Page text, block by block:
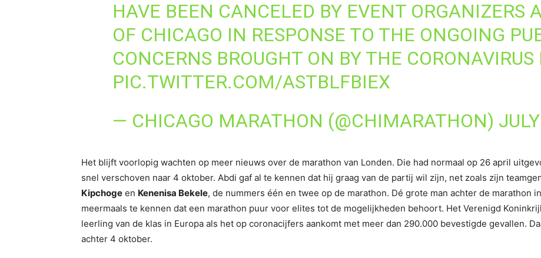
HAVE BEEN CANCELED BY EVENT ORGANIZERS
OF CHICAGO IN RESPONSE TO THE ONGOING
CONCERNS BROUGHT ON BY THE
PIC.TWITTER.COM/ASTBLFBIEX
— CHICAGO MARATHON (@CHIMARATHON)
Het blijft voorlopig wachten op meer nieuws over de marathon van Londen. Die had normaal op 26 april
snel verschoven naar 4 oktober. Abdi gaf al te kennen dat hij graag van de partij wil zijn, net zoals zijn
Kipchoge en Kenenisa Bekele, de nummers één en twee op de marathon. Dé grote man achter de marathon
meermaals te kennen dat een marathon puur voor elites tot de mogelijkheden behoort. Het Verenigd
leerling van de klas in Europa als het op coronacijfers aankomt met meer dan 290.000 bevestigde gevallen.
achter 4 oktober.